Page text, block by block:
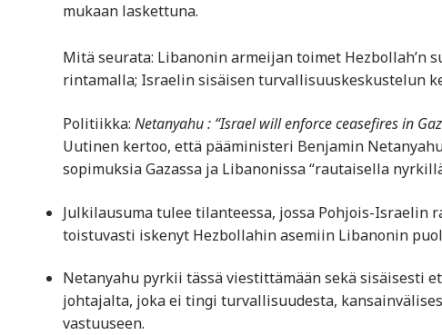
mukaan laskettuna.
Mitä seurata: Libanonin armeijan toimet
rintamalla; Israelin sisäisen turvallisuus­keskustelun
Politiikka: Netanyahu : “Israel will enforce ceasefires in
Uutinen kertoo, että pääministeri Benjamin
sopimuksia Gazassa ja Libanonissa “rautaisella
Julkilausuma tulee tilanteessa, jossa Pohjois-
toistuvasti iskenyt Hezbollahin asemiin Libanonin
Netanyahu pyrkii tässä viestittämään sekä sisäisesti
johtajalta, joka ei tingi turvallisuudesta,
vastuuseen.